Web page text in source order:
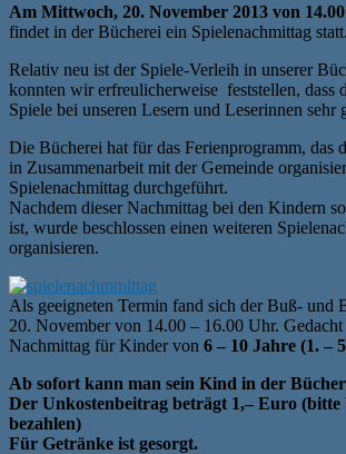
Am Mittwoch, 20. November 2013 von
findet in der Bücherei ein Spielenachmittag statt.
Relativ neu ist der Spiele-Verleih in unserer
konnten wir erfreulicherweise feststellen, dass
Spiele bei unseren Lesern und Leserinnen sehr
Die Bücherei hat für das Ferienprogramm, das
in Zusammenarbeit mit der Gemeinde
Spielenachmittag durchgeführt.
Nachdem dieser Nachmittag bei den Kindern
ist, wurde beschlossen einen weiteren
organisieren.
Als geeigneten Termin fand sich der Buß- und
20. November von 14.00 – 16.00 Uhr. Gedacht
Nachmittag für Kinder von 6 – 10 Jahre (1. –
Ab sofort kann man sein Kind in der
Der Unkostenbeitrag beträgt 1,– Euro (bitte
bezahlen)
Für Getränke ist gesorgt.